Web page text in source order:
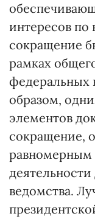
интересов
сокращение
рамках
федеральных
образом,
элементов
сокращение,
равномерным
ведомства.